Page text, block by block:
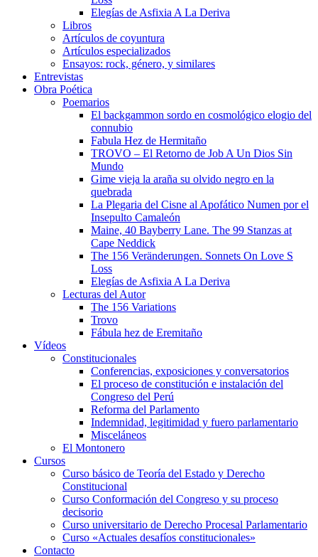
Elegías de Asfixia A La Deriva
Libros
Artículos de coyuntura
Artículos especializados
Ensayos: rock, género, y similares
Entrevistas
Obra Poética
Poemarios
El backgammon sordo en cosmológico elogio del
connubio
Fabula Hez de Hermitaño
TROVO – El Retorno de Job A Un Dios Sin
Mundo
Gime vieja la araña su olvido negro en la
quebrada
La Plegaria del Cisne al Apofático Numen por el
Insepulto Camaleón
Maine, 40 Bayberry Lane. The 99 Stanzas at
Cape Neddick
The 156 Veränderungen. Sonnets On Love S
Loss
Elegías de Asfixia A La Deriva
Lecturas del Autor
The 156 Variations
Trovo
Fábula hez de Eremitaño
Vídeos
Constitucionales
Conferencias, exposiciones y conversatorios
El proceso de constitución e instalación del
Congreso del Perú
Reforma del Parlamento
Indemnidad, legitimidad y fuero parlamentario
Misceláneos
El Montonero
Cursos
Curso básico de Teoría del Estado y Derecho
Constitucional
Curso Conformación del Congreso y su proceso
decisorio
Curso universitario de Derecho Procesal Parlamentario
Curso «Actuales desafíos constitucionales»
Contacto